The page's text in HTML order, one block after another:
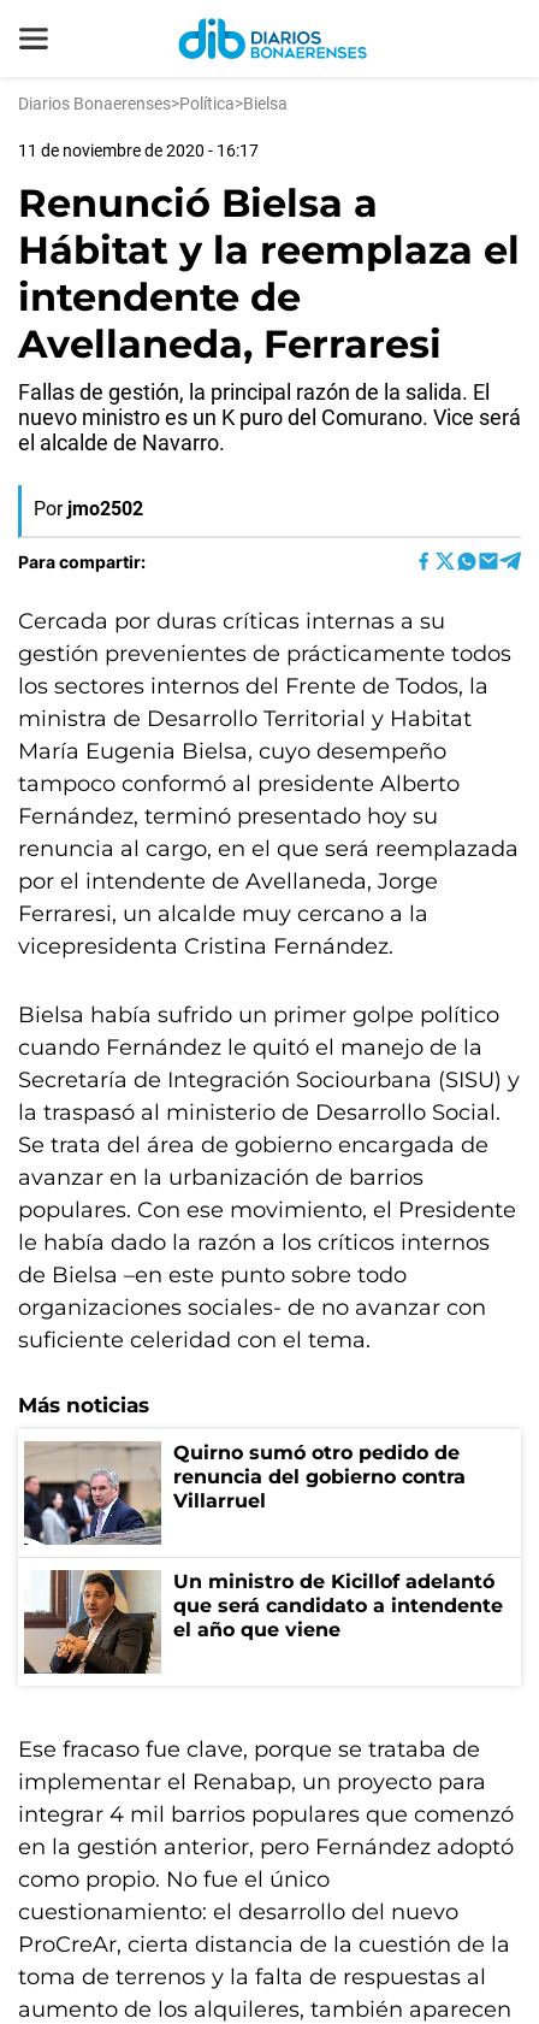
Diarios Bonaerenses>Política>Bielsa
11 de noviembre de 2020 - 16:17
Renunció Bielsa a
Hábitat y la reemplaza el
intendente de
Avellaneda, Ferraresi
Fallas de gestión, la principal razón de la salida. El
nuevo ministro es un K puro del Comurano. Vice será
el alcalde de Navarro.
Por jmo2502
Para compartir:
Cercada por duras críticas internas a su
gestión prevenientes de prácticamente todos
los sectores internos del Frente de Todos, la
ministra de Desarrollo Territorial y Habitat
María Eugenia Bielsa, cuyo desempeño
tampoco conformó al presidente Alberto
Fernández, terminó presentado hoy su
renuncia al cargo, en el que será reemplazada
por el intendente de Avellaneda, Jorge
Ferraresi, un alcalde muy cercano a la
vicepresidenta Cristina Fernández.
Bielsa había sufrido un primer golpe político
cuando Fernández le quitó el manejo de la
Secretaría de Integración Sociourbana (SISU) y
la traspasó al ministerio de Desarrollo Social.
Se trata del área de gobierno encargada de
avanzar en la urbanización de barrios
populares. Con ese movimiento, el Presidente
le había dado la razón a los críticos internos
de Bielsa –en este punto sobre todo
organizaciones sociales- de no avanzar con
suficiente celeridad con el tema.
Más noticias
Quirno sumó otro pedido de
renuncia del gobierno contra
Villarruel
Un ministro de Kicillof adelantó
que será candidato a intendente
el año que viene
Ese fracaso fue clave, porque se trataba de
implementar el Renabap, un proyecto para
integrar 4 mil barrios populares que comenzó
en la gestión anterior, pero Fernández adoptó
como propio. No fue el único
cuestionamiento: el desarrollo del nuevo
ProCreAr, cierta distancia de la cuestión de la
toma de terrenos y la falta de respuestas al
aumento de los alquileres, también aparecen